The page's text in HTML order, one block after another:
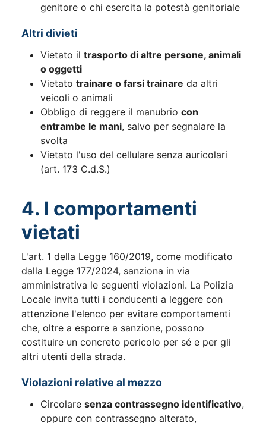
genitore o chi esercita la potestà genitoriale
Altri divieti
Vietato il trasporto di altre persone, animali
o oggetti
Vietato trainare o farsi trainare da altri
veicoli o animali
Obbligo di reggere il manubrio con
entrambe le mani, salvo per segnalare la
svolta
Vietato l'uso del cellulare senza auricolari
(art. 173 C.d.S.)
4. I comportamenti
vietati
L'art. 1 della Legge 160/2019, come modificato
dalla Legge 177/2024, sanziona in via
amministrativa le seguenti violazioni. La Polizia
Locale invita tutti i conducenti a leggere con
attenzione l'elenco per evitare comportamenti
che, oltre a esporre a sanzione, possono
costituire un concreto pericolo per sé e per gli
altri utenti della strada.
Violazioni relative al mezzo
Circolare senza contrassegno identificativo,
oppure con contrassegno alterato,